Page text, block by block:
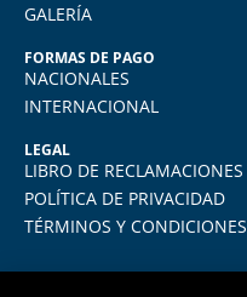
GALERÍA
FORMAS DE PAGO
NACIONALES
INTERNACIONAL
LEGAL
LIBRO DE RECLAMACIONES
POLÍTICA DE PRIVACIDAD
TÉRMINOS Y CONDICIONES